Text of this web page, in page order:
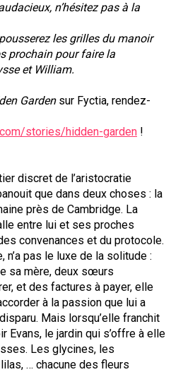
n’hésitez pas à la
les grilles du manoir
prochain pour faire la
et William.
Garden sur Fyctia, rendez-
stories/hidden-garden !
discret de l’aristocratie
que dans deux choses : la
près de Cambridge. La
entre lui et ses proches
convenances et du protocole.
n’a pas le luxe de la solitude :
sa mère, deux sœurs
et des factures à payer, elle
à la passion que lui a
Mais lorsqu’elle franchit
Evans, le jardin qui s’offre à elle
Les glycines, les
… chacune des fleurs